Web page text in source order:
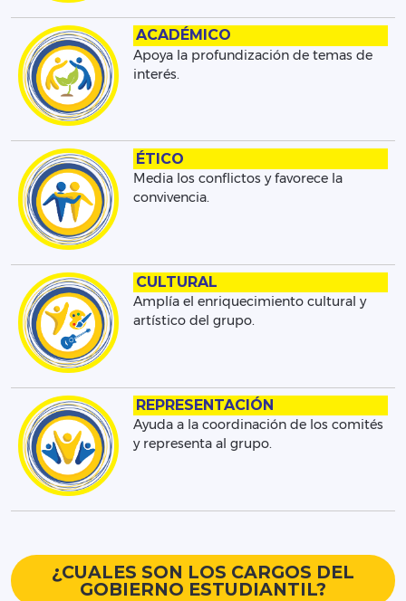
ACADÉMICO
Apoya la profundización de temas de
interés.
ÉTICO
Media los conflictos y favorece la
convivencia.
CULTURAL
Amplía el enriquecimiento cultural y
artístico del grupo.
REPRESENTACIÓN
Ayuda a la coordinación de los comités
y representa al grupo.
¿CUALES SON LOS CARGOS DEL
GOBIERNO ESTUDIANTIL?